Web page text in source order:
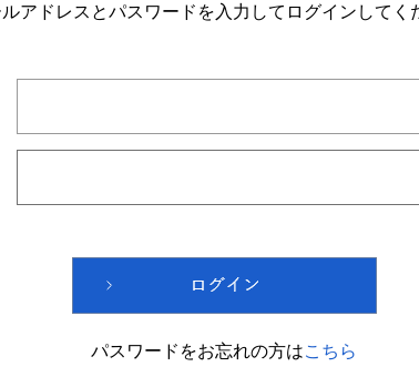
ルアドレスとパスワードを入力してログインしてく
パスワードをお忘れの方はこちら